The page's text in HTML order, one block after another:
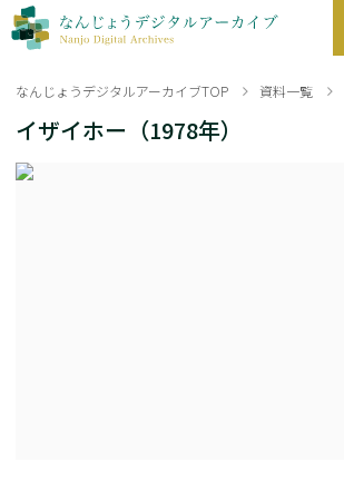
なんじょうデジタルアーカイブTOP 資料一覧
イザイホー（1978年）